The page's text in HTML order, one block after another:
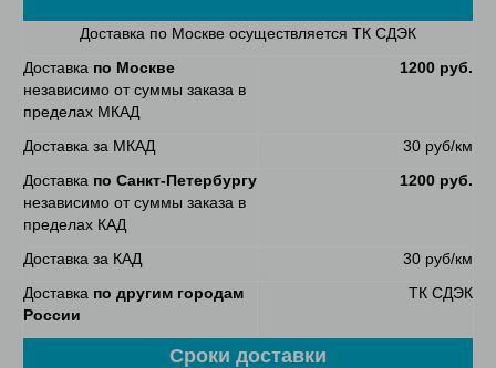
Доставка по Москве осуществляется ТК СДЭК
Доставка по Москве
независимо от суммы заказа в
пределах МКАД
1200 руб.
Доставка за МКАД
30 руб/км
Доставка по Санкт-Петербургу
независимо от суммы заказа в
пределах КАД
1200 руб.
Доставка за КАД
30 руб/км
Доставка по другим городам
России
ТК СДЭК
Сроки доставки